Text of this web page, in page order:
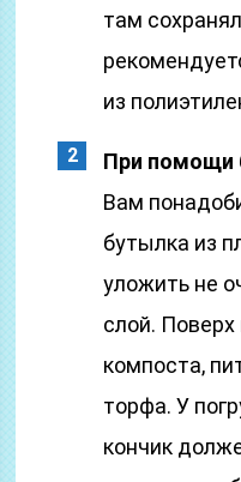
там
из
При помощи
Вам
бутылка из
уложить не
слой.
компоста,
торфа. У
кончик